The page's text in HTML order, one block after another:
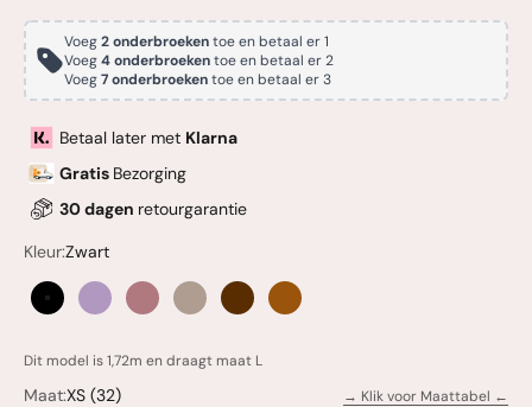
Voeg2 onderbroekentoe en betaal er 1
Voeg4 onderbroekentoe en betaal er 2
Voeg7 onderbroekentoe en betaal er 3
Betaal later met Klarna
Gratis Bezorging
30 dagen retourgarantie
Kleur:Zwart
ZwartLila Roze Khaki Bruin Lichtbruin
Dit model is 1,72m en draagt maat L
Maat:XS (32) → Klik voor Maattabel ←